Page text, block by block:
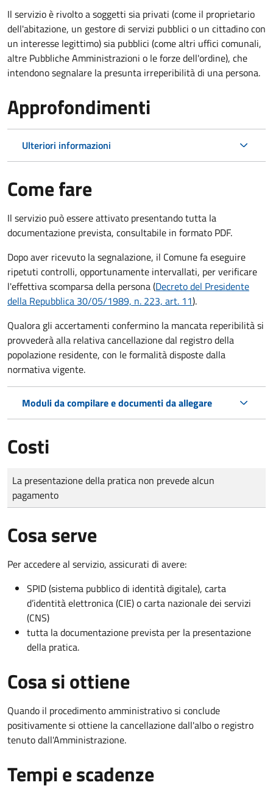
Il servizio è rivolto a soggetti sia privati (come il proprietario
dell'abitazione, un gestore di servizi pubblici o un cittadino con
un interesse legittimo) sia pubblici (come altri uffici comunali,
altre Pubbliche Amministrazioni o le forze dell'ordine), che
intendono segnalare la presunta irreperibilità di una persona.
Approfondimenti
Ulteriori informazioni
Come fare
Il servizio può essere attivato presentando tutta la
documentazione prevista, consultabile in formato PDF.
Dopo aver ricevuto la segnalazione, il Comune fa eseguire
ripetuti controlli, opportunamente intervallati, per verificare
l'effettiva scomparsa della persona (Decreto del Presidente
della Repubblica 30/05/1989, n. 223, art. 11).
Qualora gli accertamenti confermino la mancata reperibilità si
provvederà alla relativa cancellazione dal registro della
popolazione residente, con le formalità disposte dalla
normativa vigente.
Moduli da compilare e documenti da allegare
Costi
Tipo di pagamento
Importo
La presentazione della pratica non prevede alcun
pagamento
Cosa serve
Per accedere al servizio, assicurati di avere:
SPID (sistema pubblico di identità digitale), carta
d’identità elettronica (CIE) o carta nazionale dei servizi
(CNS)
tutta la documentazione prevista per la presentazione
della pratica.
Cosa si ottiene
Quando il procedimento amministrativo si conclude
positivamente si ottiene la cancellazione dall'albo o registro
tenuto dall'Amministrazione.
Tempi e scadenze